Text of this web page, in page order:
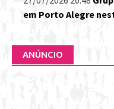
em Porto Alegre
ANÚNCIO